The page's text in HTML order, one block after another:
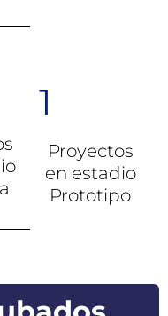
1
Proyectos
en estadio
Prototipo